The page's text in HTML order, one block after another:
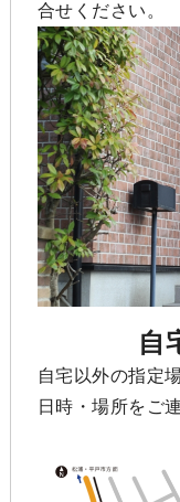
合せください。
自
自宅以外の指定
日時・場所をご